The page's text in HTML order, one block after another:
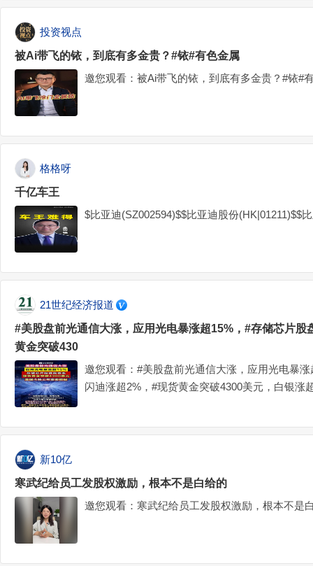
投资视点
被Ai带飞的铱，到底有多金贵？#铱#有色金属
邀您观看：被Ai带飞的铱，到底有多金贵？#铱#
格格呀
千亿车王
$比亚迪(SZ002594)$$比亚迪股份(HK|01211)$$
21世纪经济报道
#美股盘前光通信大涨，应用光电暴涨超15%，#存储芯片股
黄金突破430
邀您观看：#美股盘前光通信大涨，应用光电暴
闪迪涨超2%，#现货黄金突破4300美元，白银涨
新10亿
寒武纪给员工发股权激励，根本不是白给的
邀您观看：寒武纪给员工发股权激励，根本不是